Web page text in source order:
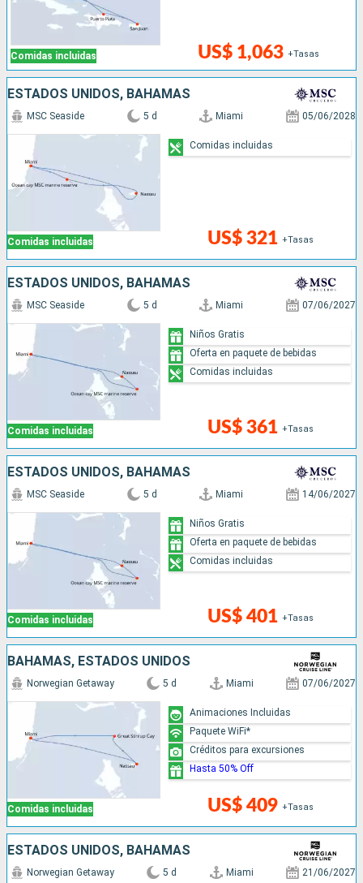
Comidas incluidas US$ 1,063 +Tasas
ESTADOS UNIDOS, BAHAMAS
Comidas incluidas
MSC Seaside 5 d Miami 05/06/2028
US$ 321 +Tasas
Comidas incluidas
ESTADOS UNIDOS, BAHAMAS
Comidas incluidas
MSC Seaside 5 d Miami 07/06/2027
US$ 361 +Tasas
Niños Gratis
Oferta en paquete de bebidas
Comidas incluidas
ESTADOS UNIDOS, BAHAMAS
Comidas incluidas
MSC Seaside 5 d Miami 14/06/2027
US$ 401 +Tasas
Niños Gratis
Oferta en paquete de bebidas
Comidas incluidas
BAHAMAS, ESTADOS UNIDOS
Comidas incluidas
Norwegian Getaway 5 d Miami 07/06/2027
US$ 409 +Tasas
Animaciones Incluidas
Paquete WiFi*
Créditos para excursiones
Hasta 50% Off
ESTADOS UNIDOS, BAHAMAS
Norwegian Getaway 5 d Miami 21/06/2027